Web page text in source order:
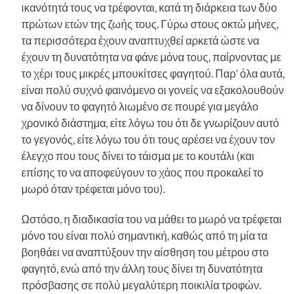
ικανότητά τους να τρέφονται, κατά τη διάρκεια των δύο
πρώτων ετών της ζωής τους. Γύρω στους οκτώ μήνες,
τα περισσότερα έχουν αναπτυχθεί αρκετά ώστε να
έχουν τη δυνατότητα να φάνε μόνα τους, παίρνοντας με
το χέρι τους μικρές μπουκίτσες φαγητού. Παρ’ όλα αυτά,
είναι πολύ συχνό φαινόμενο οι γονείς να εξακολουθούν
να δίνουν το φαγητό λιωμένο σε πουρέ για μεγάλο
χρονικό διάστημα, είτε λόγω του ότι δε γνωρίζουν αυτό
το γεγονός, είτε λόγω του ότι τους αρέσει να έχουν τον
έλεγχο που τους δίνει το τάισμα με το κουτάλι (και
επίσης το να αποφεύγουν το χάος που προκαλεί το
μωρό όταν τρέφεται μόνο του).
Ωστόσο, η διαδικασία του να μάθει το μωρό να τρέφεται
μόνο του είναι πολύ σημαντική, καθώς από τη μία τα
βοηθάει να αναπτύξουν την αίσθηση του μέτρου στο
φαγητό, ενώ από την άλλη τους δίνει τη δυνατότητα
πρόσβασης σε πολύ μεγαλύτερη ποικιλία τροφών.